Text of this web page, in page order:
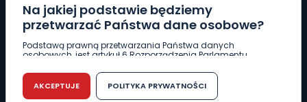
Na jakiej podstawie będziemy
przetwarzać Państwa dane osobowe?
Podstawą prawną przetwarzania Państwa danych
osobowych, jest artykuł 6 Rozporządzenia Parlamentu
r. w sprawie ochrony osób fizycznych w związku z
przetwarzaniem danych osobowych w sprawie
swobodnego przepływu takich danych oraz uchylenia
AKCEPTUJE POLITYKA PRYWATNOŚCI
DZIAŁ REKLAMY
62 735 01 85 reklama@wlkp24.info
WIADOMOŚCI